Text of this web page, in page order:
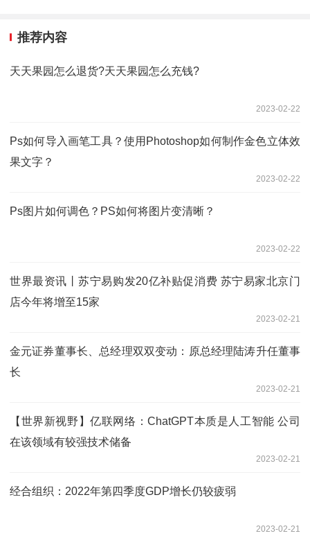
推荐内容
天天果园怎么退货?天天果园怎么充钱?
2023-02-22
Ps如何导入画笔工具？使用Photoshop如何制作金色立体效
果文字？
2023-02-22
Ps图片如何调色？PS如何将图片变清晰？
2023-02-22
世界最资讯丨苏宁易购发20亿补贴促消费 苏宁易家北京门
店今年将增至15家
2023-02-21
金元证券董事长、总经理双双变动：原总经理陆涛升任董事
长
2023-02-21
【世界新视野】亿联网络：ChatGPT本质是人工智能 公司
在该领域有较强技术储备
2023-02-21
经合组织：2022年第四季度GDP增长仍较疲弱
2023-02-21